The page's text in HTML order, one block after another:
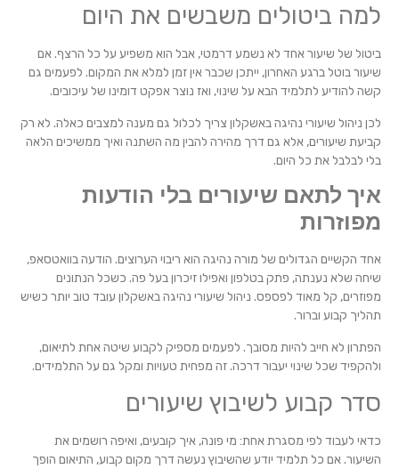
למה ביטולים משבשים את היום
ביטול של שיעור אחד לא נשמע דרמטי, אבל הוא משפיע על כל הרצף. אם
שיעור בוטל ברגע האחרון, ייתכן שכבר אין זמן למלא את המקום. לפעמים גם
קשה להודיע לתלמיד הבא על שינוי, ואז נוצר אפקט דומינו של עיכובים.
לכן ניהול שיעורי נהיגה באשקלון צריך לכלול גם מענה למצבים כאלה. לא רק
קביעת שיעורים, אלא גם דרך מהירה להבין מה השתנה ואיך ממשיכים הלאה
בלי לבלבל את כל היום.
איך לתאם שיעורים בלי הודעות
מפוזרות
אחד הקשיים הגדולים של מורה נהיגה הוא ריבוי הערוצים. הודעה בוואטסאפ,
שיחה שלא נענתה, פתק בטלפון ואפילו זיכרון בעל פה. כשכל הנתונים
מפוזרים, קל מאוד לפספס. ניהול שיעורי נהיגה באשקלון עובד טוב יותר כשיש
תהליך קבוע וברור.
הפתרון לא חייב להיות מסובך. לפעמים מספיק לקבוע שיטה אחת לתיאום,
ולהקפיד שכל שינוי יעבור דרכה. זה מפחית טעויות ומקל גם על התלמידים.
סדר קבוע לשיבוץ שיעורים
כדאי לעבוד לפי מסגרת אחת: מי פונה, איך קובעים, ואיפה רושמים את
השיעור. אם כל תלמיד יודע שהשיבוץ נעשה דרך מקום קבוע, התיאום הופך